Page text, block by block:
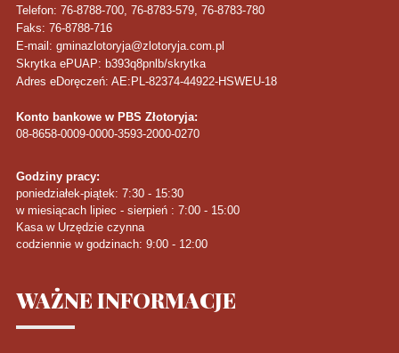
Telefon: 76-8788-700, 76-8783-579, 76-8783-780
Faks: 76-8788-716
E-mail: gminazlotoryja@zlotoryja.com.pl
Skrytka ePUAP: b393q8pnlb/skrytka
Adres eDoręczeń: AE:PL-82374-44922-HSWEU-18
Konto bankowe w PBS Złotoryja:
08-8658-0009-0000-3593-2000-0270
Godziny pracy:
poniedziałek-piątek: 7:30 - 15:30
w miesiącach lipiec - sierpień : 7:00 - 15:00
Kasa w Urzędzie czynna
codziennie w godzinach: 9:00 - 12:00
WAŻNEINFORMACJE